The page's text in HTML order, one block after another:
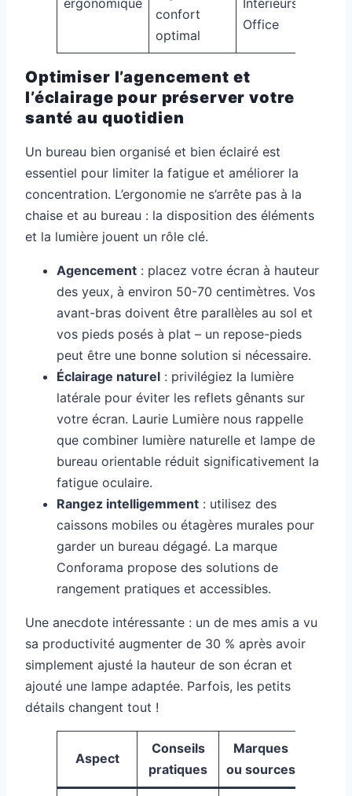
ergonomique
confort
optimal
Intérieurs, Top
Office
Optimiser l’agencement et
l’éclairage pour préserver votre
santé au quotidien
Un bureau bien organisé et bien éclairé est
essentiel pour limiter la fatigue et améliorer la
concentration. L’ergonomie ne s’arrête pas à la
chaise et au bureau : la disposition des éléments
et la lumière jouent un rôle clé.
Agencement : placez votre écran à hauteur
des yeux, à environ 50-70 centimètres. Vos
avant-bras doivent être parallèles au sol et
vos pieds posés à plat – un repose-pieds
peut être une bonne solution si nécessaire.
Éclairage naturel : privilégiez la lumière
latérale pour éviter les reflets gênants sur
votre écran. Laurie Lumière nous rappelle
que combiner lumière naturelle et lampe de
bureau orientable réduit significativement la
fatigue oculaire.
Rangez intelligemment : utilisez des
caissons mobiles ou étagères murales pour
garder un bureau dégagé. La marque
Conforama propose des solutions de
rangement pratiques et accessibles.
Une anecdote intéressante : un de mes amis a vu
sa productivité augmenter de 30 % après avoir
simplement ajusté la hauteur de son écran et
ajouté une lampe adaptée. Parfois, les petits
détails changent tout !
Aspect
Conseils
pratiques
Marques
ou sources